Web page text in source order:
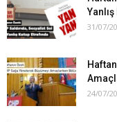
31/07/
24/07/